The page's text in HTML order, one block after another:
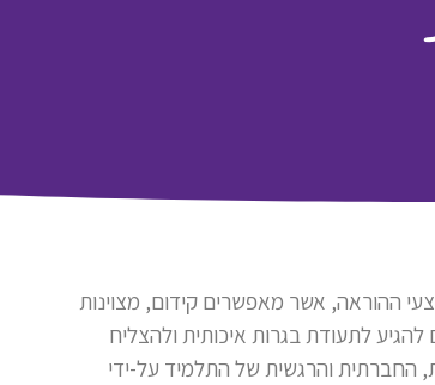
ההוראה, אשר מאפשרים קידום, מצוינות
לתעודת בגרות איכותית ולהצליח
והרגשית של התלמיד על-ידי